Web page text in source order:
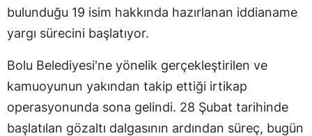
bulunduğu 19 isim hakkında hazırlanan iddianame
yargı sürecini başlatıyor.
Bolu Belediyesi'ne yönelik gerçekleştirilen ve
kamuoyunun yakından takip ettiği irtikap
operasyonunda sona gelindi. 28 Şubat tarihinde
başlatılan gözaltı dalgasının ardından süreç, bugün